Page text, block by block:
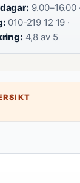
9.00–16.00 ·
010-219 12 19 ·
4,8 av 5